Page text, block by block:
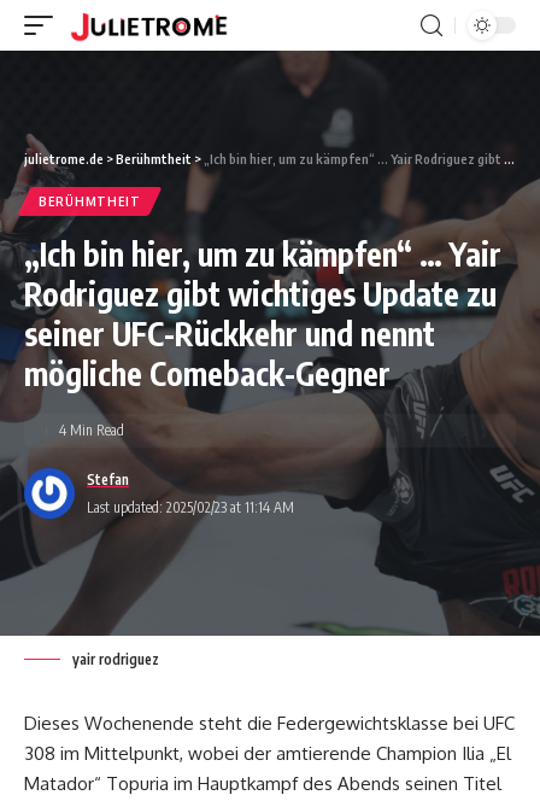
julietrome.de >Berühmtheit > „Ich bin hier, um zu kämpfen“ … Yair Rodriguez gibt wichtiges Update zu seiner UFC-Rückkehr und nennt mögliche Comeback-Gegner
BERÜHMTHEIT
„Ich bin hier, um zu kämpfen“ … Yair
Rodriguez gibt wichtiges Update zu
seiner UFC-Rückkehr und nennt
mögliche Comeback-Gegner
Last updated: 2025/02/23 at 11:14 AM
Stefan
4 Min Read
yair rodriguez
Dieses Wochenende steht die Federgewichtsklasse bei UFC
308 im Mittelpunkt, wobei der amtierende Champion Ilia „El
Matador“ Topuria im Hauptkampf des Abends seinen Titel